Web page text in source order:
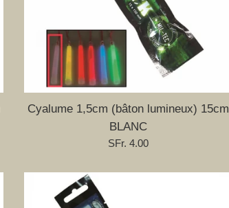
Cyalume 1,5cm (bâton lumineux) 15cm
BLANC
Prix
SFr. 4.00